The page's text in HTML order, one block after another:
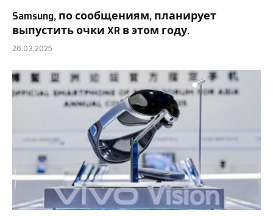
Samsung, по сообщениям, планирует
выпустить очки XR в этом году.
26.03.2025